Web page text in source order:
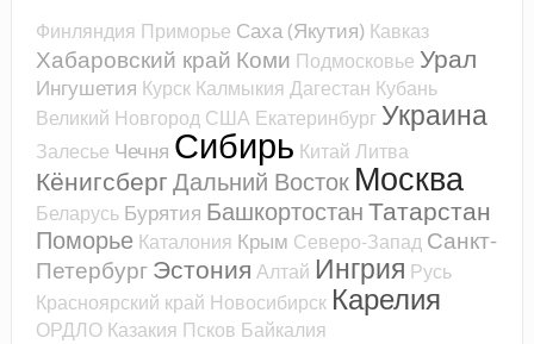
Финляндия Приморье Саха (Якутия) Кавказ
Хабаровский край Коми Подмосковье Урал
Ингушетия Курск Калмыкия Дагестан Кубань
Великий Новгород США Екатеринбург Украина
Залесье Чечня Сибирь Китай Литва
КёнигсбергДальний Восток Москва
Беларусь Бурятия БашкортостанТатарстан
Поморье Каталония Крым Северо-Запад Санкт-
Петербург Эстония Алтай Ингрия Русь
Красноярский край Новосибирск Карелия
ОРДЛО Казакия Псков Байкалия